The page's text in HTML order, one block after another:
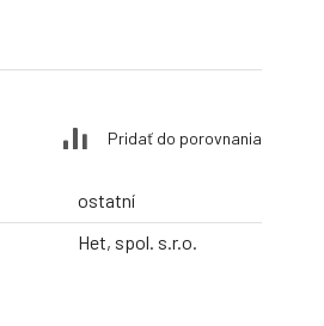
Pridať do porovnania
ostatní
Het, spol. s.r.o.